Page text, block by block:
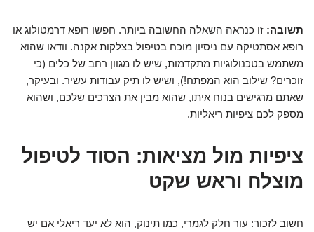
תשובה: זו כנראה השאלה החשובה ביותר. חפשו רופא דרמטולוג או
רופא אסתטיקה עם ניסיון מוכח בטיפול בצלקות אקנה. וודאו שהוא
משתמש בטכנולוגיות מתקדמות, שיש לו מגוון רחב של כלים (כי
זוכרים? שילוב הוא המפתח!), ושיש לו תיק עבודות עשיר. ובעיקר,
שאתם מרגישים בנוח איתו, שהוא מבין את הצרכים שלכם, ושהוא
מספק לכם ציפיות ריאליות.
ציפיות מול מציאות: הסוד לטיפול
מוצלח וראש שקט
חשוב לזכור: עור חלק לגמרי, כמו תינוק, הוא לא יעד ריאלי אם יש